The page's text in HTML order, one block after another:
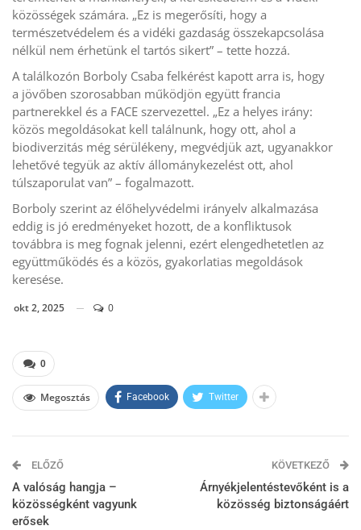
közösségek számára. „Ez is megerősíti, hogy a
természetvédelem és a vidéki gazdaság összekapcsolása
nélkül nem érhetünk el tartós sikert” – tette hozzá.
A találkozón Borboly Csaba felkérést kapott arra is, hogy
a jövőben szorosabban működjön együtt francia
partnerekkel és a FACE szervezettel. „Ez a helyes irány:
közös megoldásokat kell találnunk, hogy ott, ahol a
biodiverzitás még sérülékeny, megvédjük azt, ugyanakkor
lehetővé tegyük az aktív állománykezelést ott, ahol
túlszaporulat van” – fogalmazott.
Borboly szerint az élőhelyvédelmi irányelv alkalmazása
eddig is jó eredményeket hozott, de a konfliktusok
továbbra is meg fognak jelenni, ezért elengedhetetlen az
együttműködés és a közös, gyakorlatias megoldások
keresése.
okt 2, 2025 0
0
Megosztás Facebook Twitter
ELŐZŐ
A valóság hangja –
közösségként vagyunk
erősek
KÖVETKEZŐ
Árnyékjelentéstevőként is a
közösség biztonságáért